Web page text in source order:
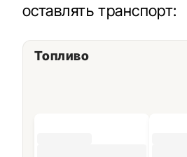
оставлять транспорт:
Топливо